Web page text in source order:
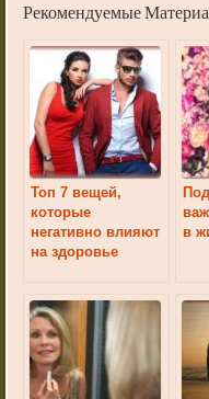
Рекомендуемые
Топ 7 вещей,
которые
негативно влияют
на здоровье
в